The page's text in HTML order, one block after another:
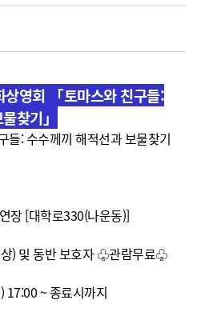
영회 「토마스와 친구들:
찾기」
들: 수수께끼 해적선과 보물찾기
장 [대학로330(나운동)]
) 및 동반 보호자 ♧관람무료♧
17:00 ~ 종료시까지